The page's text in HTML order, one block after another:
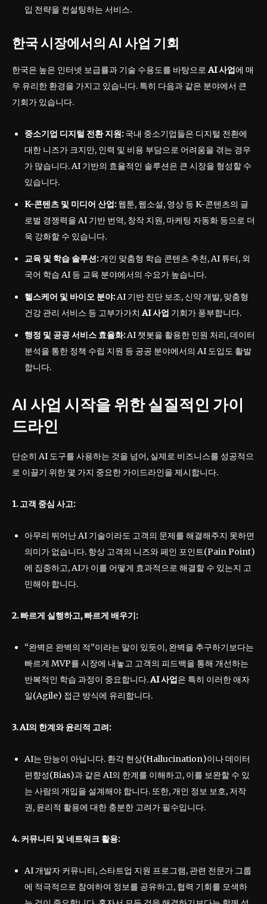
입 전략을 컨설팅하는 서비스.
한국 시장에서의 AI 사업 기회
한국은 높은 인터넷 보급률과 기술 수용도를 바탕으로 AI 사업에 매
우 유리한 환경을 가지고 있습니다. 특히 다음과 같은 분야에서 큰
기회가 있습니다.
중소기업 디지털 전환 지원:국내 중소기업들은 디지털 전환에
대한 니즈가 크지만, 인력 및 비용 부담으로 어려움을 겪는 경우
가 많습니다. AI 기반의 효율적인 솔루션은 큰 시장을 형성할 수
있습니다.
K-콘텐츠 및 미디어 산업:웹툰, 웹소설, 영상 등 K-콘텐츠의 글
로벌 경쟁력을 AI 기반 번역, 창작 지원, 마케팅 자동화 등으로 더
욱 강화할 수 있습니다.
교육 및 학습 솔루션:개인 맞춤형 학습 콘텐츠 추천, AI 튜터, 외
국어 학습 AI 등 교육 분야에서의 수요가 높습니다.
헬스케어 및 바이오 분야:AI 기반 진단 보조, 신약 개발, 맞춤형
건강 관리 서비스 등 고부가가치 AI 사업 기회가 풍부합니다.
행정 및 공공 서비스 효율화:AI 챗봇을 활용한 민원 처리, 데이터
분석을 통한 정책 수립 지원 등 공공 분야에서의 AI 도입도 활발
합니다.
AI 사업 시작을 위한 실질적인 가이
드라인
단순히 AI 도구를 사용하는 것을 넘어, 실제로 비즈니스를 성공적으
로 이끌기 위한 몇 가지 중요한 가이드라인을 제시합니다.
1. 고객 중심 사고:
아무리 뛰어난 AI 기술이라도 고객의 문제를 해결해주지 못하면
의미가 없습니다. 항상 고객의 니즈와 페인 포인트(Pain Point)
에 집중하고, AI가 이를 어떻게 효과적으로 해결할 수 있는지 고
민해야 합니다.
2. 빠르게 실행하고, 빠르게 배우기:
“완벽은 완벽의 적”이라는 말이 있듯이, 완벽을 추구하기보다는
빠르게 MVP를 시장에 내놓고 고객의 피드백을 통해 개선하는
반복적인 학습 과정이 중요합니다.AI 사업은 특히 이러한 애자
일(Agile) 접근 방식에 유리합니다.
3. AI의 한계와 윤리적 고려:
AI는 만능이 아닙니다. 환각 현상(Hallucination)이나 데이터
편향성(Bias)과 같은 AI의 한계를 이해하고, 이를 보완할 수 있
는 사람의 개입을 설계해야 합니다. 또한, 개인 정보 보호, 저작
권, 윤리적 활용에 대한 충분한 고려가 필수입니다.
4. 커뮤니티 및 네트워크 활용:
AI 개발자 커뮤니티, 스타트업 지원 프로그램, 관련 전문가 그룹
에 적극적으로 참여하여 정보를 공유하고, 협력 기회를 모색하